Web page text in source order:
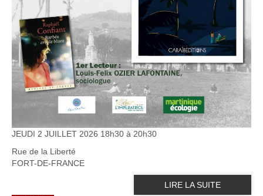
JEUDI 2 JUILLET 2026 18h30 à 20h30
Rue de la Liberté
FORT-DE-FRANCE
LIRE LA SUITE